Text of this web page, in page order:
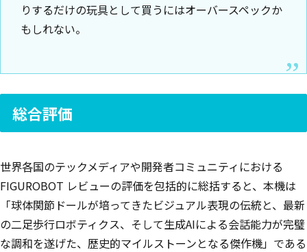
りするだけの玩具として買うにはオーバースペックか
もしれない。
総合評価
世界各国のテックメディアや開発者コミュニティにおける
FIGUROBOT レビューの評価を包括的に総括すると、本機は
「球体関節ドールが培ってきたビジュアル表現の伝統と、最新
の二足歩行ロボティクス、そして生成AIによる会話能力が完璧
な調和を遂げた、歴史的マイルストーンとなる傑作機」である